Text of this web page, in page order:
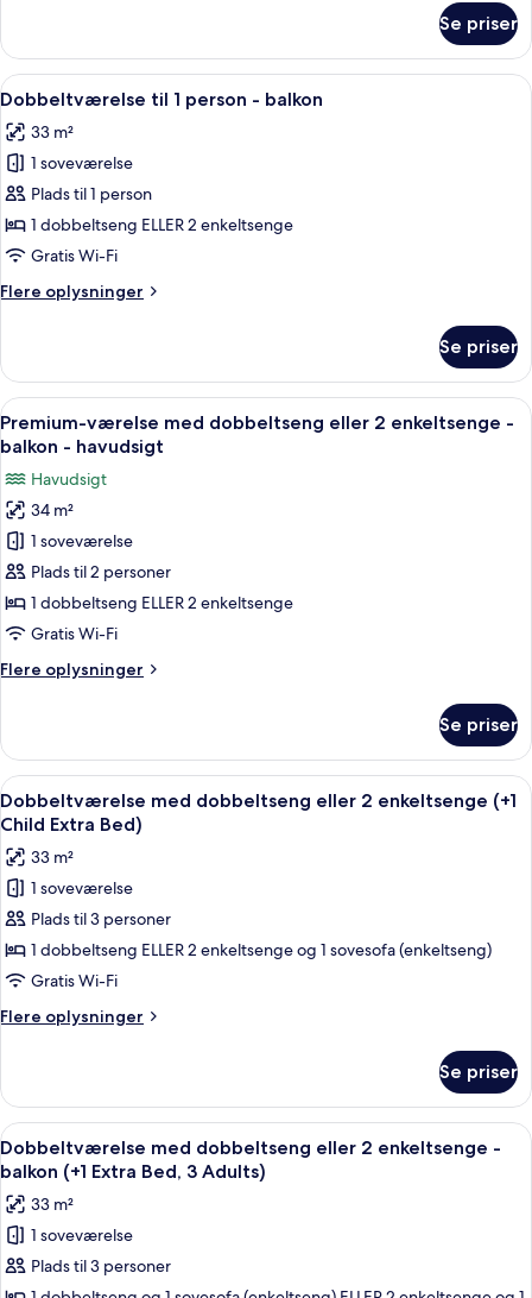
balkon
udsigt
til
pool
med
dobbeltseng
eller
enkeltsenge
-
udsigt
til
pool
Se priser
Indlæs
alle
billeder
af
Dobbeltværelse
til
1
-
Et rummeligt hotelværelse med en
22
Dobbeltværelse til 1 person - balkon
33 m²
1 soveværelse
Plads til 1 person
1 dobbeltseng ELLER 2 enkeltsenge
Gratis Wi-Fi
Flere oplysninger
Flere
til
person
-
Se priser
Indlæs
alle
af
Premium-
værelse
med
dobbeltseng
eller
enkeltsenge
havudsigt
En balkon med pool, liggestole og
26
Premium-værelse med dobbeltseng eller 2 enkeltsenge -
balkon - havudsigt
Havudsigt
34 m²
1 soveværelse
Plads til 2 personer
1 dobbeltseng ELLER 2 enkeltsenge
Gratis Wi-Fi
Flere oplysninger
Flere
værelse
med
dobbeltseng
eller
enkeltsenge
balkon
-
havudsigt
Se priser
Indlæs
alle
billeder
af
Dobbeltværelse
med
dobbeltseng
eller
2
enkeltsenge
Child
Extra
Bed)
Et rummeligt hotelværelse med en
15
Dobbeltværelse med dobbeltseng eller 2 enkeltsenge (+1
Child Extra Bed)
33 m²
1 soveværelse
Plads til 3 personer
1 dobbeltseng ELLER 2 enkeltsenge og 1 sovesofa (enkeltseng)
Gratis Wi-Fi
Flere oplysninger
Flere
med
dobbeltseng
eller
2
enkeltsenge
(+1
Child
Extra
Bed)
Se priser
Indlæs
alle
billeder
af
Dobbeltværelse
med
Et rummeligt hotelværelse med en
9
Dobbeltværelse med dobbeltseng eller 2 enkeltsenge -
balkon (+1 Extra Bed, 3 Adults)
33 m²
1 soveværelse
Plads til 3 personer